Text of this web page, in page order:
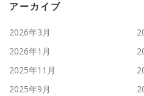
アーカイブ
2026年3月
2026年1月
2025年11月
2025年9月